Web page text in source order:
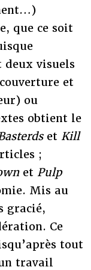
que ce soit
deux visuels
et
ou
obtient le
etKill
;
et Pulp
Mis au
gracié,
Ce
tout
travail